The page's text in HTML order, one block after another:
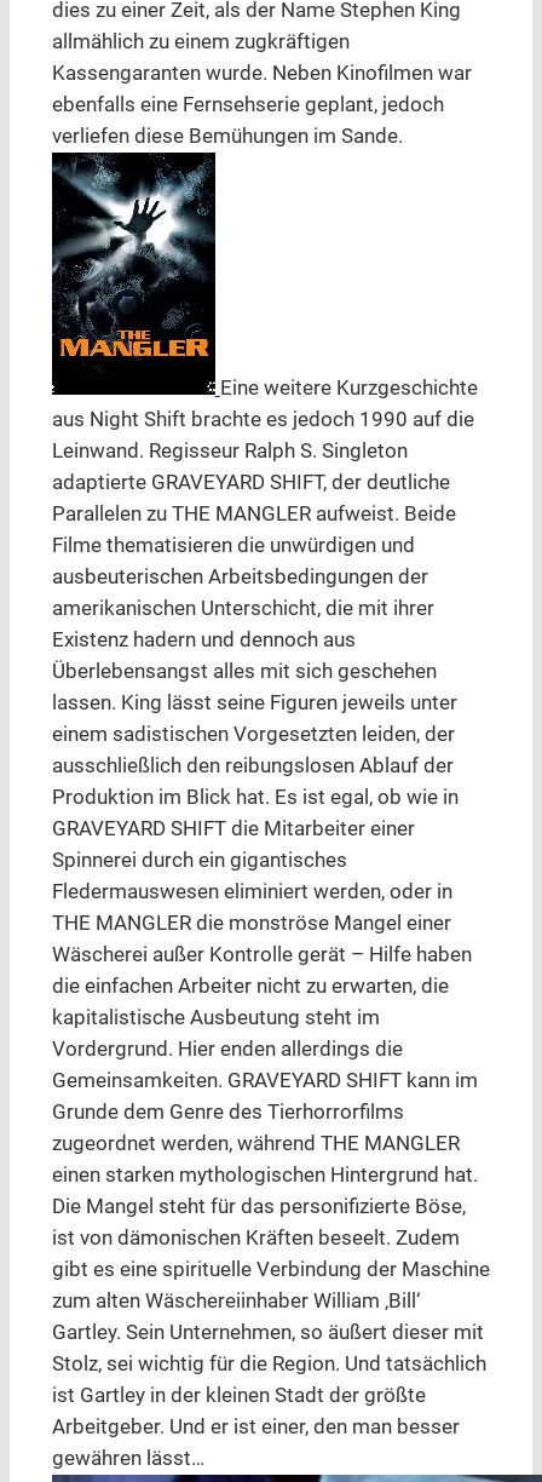
dies zu einer Zeit, als der Name Stephen King
allmählich zu einem zugkräftigen
Kassengaranten wurde. Neben Kinofilmen war
ebenfalls eine Fernsehserie geplant, jedoch
verliefen diese Bemühungen im Sande.
Eine weitere Kurzgeschichte
aus Night Shift brachte es jedoch 1990 auf die
Leinwand. Regisseur Ralph S. Singleton
adaptierte GRAVEYARD SHIFT, der deutliche
Parallelen zu THE MANGLER aufweist. Beide
Filme thematisieren die unwürdigen und
ausbeuterischen Arbeitsbedingungen der
amerikanischen Unterschicht, die mit ihrer
Existenz hadern und dennoch aus
Überlebensangst alles mit sich geschehen
lassen. King lässt seine Figuren jeweils unter
einem sadistischen Vorgesetzten leiden, der
ausschließlich den reibungslosen Ablauf der
Produktion im Blick hat. Es ist egal, ob wie in
GRAVEYARD SHIFT die Mitarbeiter einer
Spinnerei durch ein gigantisches
Fledermauswesen eliminiert werden, oder in
THE MANGLER die monströse Mangel einer
Wäscherei außer Kontrolle gerät – Hilfe haben
die einfachen Arbeiter nicht zu erwarten, die
kapitalistische Ausbeutung steht im
Vordergrund. Hier enden allerdings die
Gemeinsamkeiten. GRAVEYARD SHIFT kann im
Grunde dem Genre des Tierhorrorfilms
zugeordnet werden, während THE MANGLER
einen starken mythologischen Hintergrund hat.
Die Mangel steht für das personifizierte Böse,
ist von dämonischen Kräften beseelt. Zudem
gibt es eine spirituelle Verbindung der Maschine
zum alten Wäschereiinhaber William ‚Bill‘
Gartley. Sein Unternehmen, so äußert dieser mit
Stolz, sei wichtig für die Region. Und tatsächlich
ist Gartley in der kleinen Stadt der größte
Arbeitgeber. Und er ist einer, den man besser
gewähren lässt…